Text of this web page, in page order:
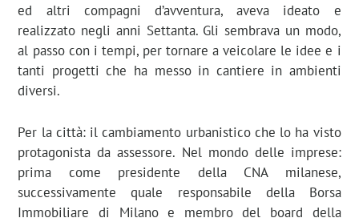
ed altri compagni d’avventura, aveva ideato e
realizzato negli anni Settanta. Gli sembrava un modo,
al passo con i tempi, per tornare a veicolare le idee e i
tanti progetti che ha messo in cantiere in ambienti
diversi.
Per la città: il cambiamento urbanistico che lo ha visto
protagonista da assessore. Nel mondo delle imprese:
prima come presidente della CNA milanese,
successivamente quale responsabile della Borsa
Immobiliare di Milano e membro del board della